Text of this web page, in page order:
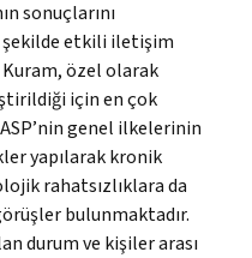
sonuçlarını
şekilde etkili iletişim
özel olarak
için en çok
genel ilkelerinin
yapılarak kronik
rahatsızlıklara da
bulunmaktadır.
durum ve kişiler arası